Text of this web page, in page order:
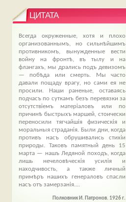
ЦИТАТА
Всегда окруженные, хотя и плохо
организованнымъ, но сильнѣйшимъ
противникомъ, вынужденные вести
войну на фронтѣ, въ тылу и на
флангахъ, мы дрались подъ девизомъ
— побѣда или смерть. Мы часто
давали пощаду врагу, но сами ея не
просили. Наши раненые, оставаясь
подчасъ по суткамъ безъ перевязки за
отсутствіемъ матеріаловъ или по
причинѣ быстрыхъ маршей, стоически
переносили тягчайшія физическія и
моральныя страданія. Были дни, когда
противъ насъ обрушивались стихіи
природы. Таковъ памятный день 15
марта — нашъ Ледяной походъ, когда
лишь нечеловѣческія усилія и
находчивость, а также личный
примѣръ нашихъ генераловъ спасли
насъ отъ замерзанія....
Полковник И. Патронов. 1926 г.